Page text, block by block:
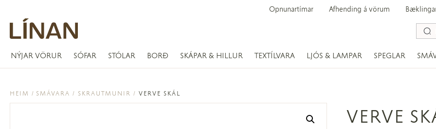
Opnunartímar Afhending á vörum
NÝJAR VÖRUR SÓFAR STÓLAR BORÐ SKÁPAR & HILLUR TEXTÍLVARA LJÓS & LAMPAR SPEGLAR
HEIM SMÁVARA SKRAUTMUNIR VERVE SKÁL
VERVE